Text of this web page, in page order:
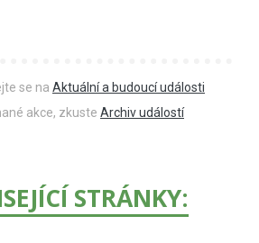
se na Aktuální a budoucí události
akce, zkuste Archiv událostí
STRÁNKY: